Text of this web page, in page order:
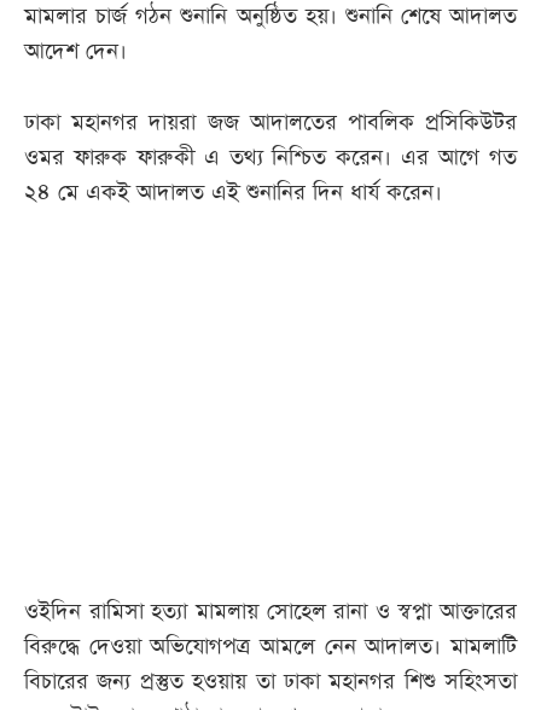
মামলার চার্জ গঠন শুনানি অনুষ্ঠিত হয়। শুনানি শেষে আদালত
আদেশ দেন।
ঢাকা মহানগর দায়রা জজ আদালতের পাবলিক প্রসিকিউটর
ওমর ফারুক ফারুকী এ তথ্য নিশ্চিত করেন। এর আগে গত
২৪ মে একই আদালত এই শুনানির দিন ধার্য করেন।
ওইদিন রামিসা হত্যা মামলায় সোহেল রানা ও স্বপ্না আক্তারের
বিরুদ্ধে দেওয়া অভিযোগপত্র আমলে নেন আদালত। মামলাটি
বিচারের জন্য প্রস্তুত হওয়ায় তা ঢাকা মহানগর শিশু সহিংসতা